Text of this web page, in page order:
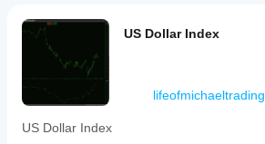
https://ctrader.com/products/848
https://ctrader.com/products/847
https://ctrader.com/products/846
https://ctrader.com/products/551
https://ctrader.com/products/574
Timeframe
labels
can
displayed
on
zones
with
customizable
US Dollar Index
lifeofmichaeltrading
US Dollar Index